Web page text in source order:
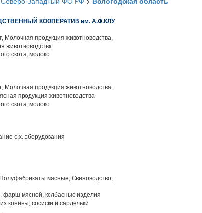
КООПЕРАТИВ им. А.Ф.КЛУ
Молочная продукция животноводства,
животноводства
скота, молоко
Молочная продукция животноводства,
продукция животноводства
скота, молоко
с.х. оборудования
мясные, Свиноводство,
фарш мясной, колбасные изделия
конины, сосиски и сардельки